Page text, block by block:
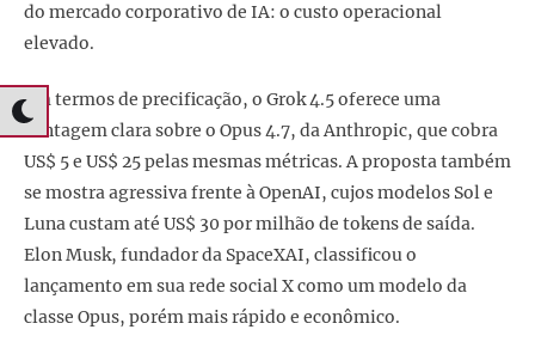
do mercado corporativo de IA: o custo operacional
elevado.
Em termos de precificação, o Grok 4.5 oferece uma
vantagem clara sobre o Opus 4.7, da Anthropic, que cobra
US$ 5 e US$ 25 pelas mesmas métricas. A proposta também
se mostra agressiva frente à OpenAI, cujos modelos Sol e
Luna custam até US$ 30 por milhão de tokens de saída.
Elon Musk, fundador da SpaceXAI, classificou o
lançamento em sua rede social X como um modelo da
classe Opus, porém mais rápido e econômico.